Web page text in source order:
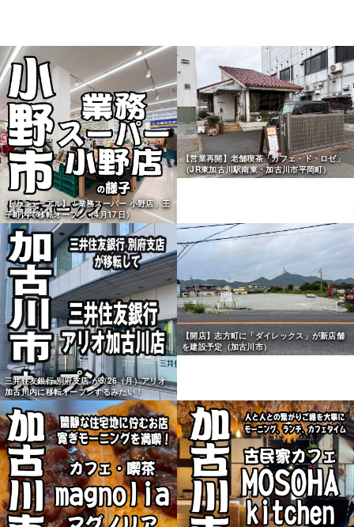
【リニューアル】「業務スーパー 小野店」王
子町内で移転オープン（4月17日）
【営業再開】老舗喫茶「カフェ・ド・ロゼ」
（JR東加古川駅南東・加古川市平岡町）
三井住友銀行 別府支店 が5/26（月）アリオ
加古川内に移転オープンするみたい！
【開店】志方町に「ダイレックス」が新店舗
を建設予定（加古川市）